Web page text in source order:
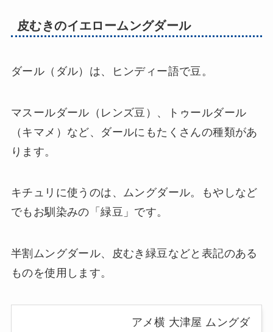
皮むきのイエロームングダール
ダール（ダル）は、ヒンディー語で豆。
マスールダール（レンズ豆）、トゥールダール
（キマメ）など、ダールにもたくさんの種類があ
ります。
キチュリに使うのは、ムングダール。もやしなど
でもお馴染みの「緑豆」です。
半割ムングダール、皮むき緑豆などと表記のある
ものを使用します。
アメ横 大津屋 ムングダ